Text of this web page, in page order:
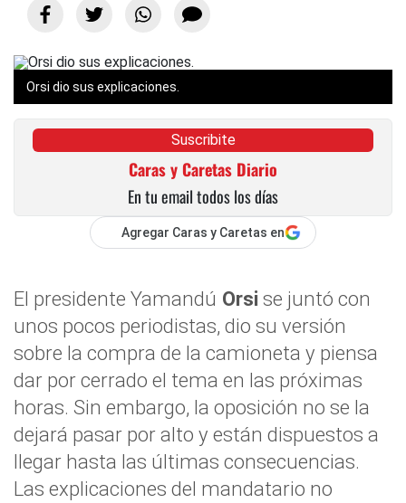
Orsi dio sus explicaciones.
Suscribite
Caras y Caretas Diario
En tu email todos los días
Agregar Caras y Caretas en
El presidente Yamandú Orsi se juntó con
unos pocos periodistas, dio su versión
sobre la compra de la camioneta y piensa
dar por cerrado el tema en las próximas
horas. Sin embargo, la oposición no se la
dejará pasar por alto y están dispuestos a
llegar hasta las últimas consecuencias.
Las explicaciones del mandatario no